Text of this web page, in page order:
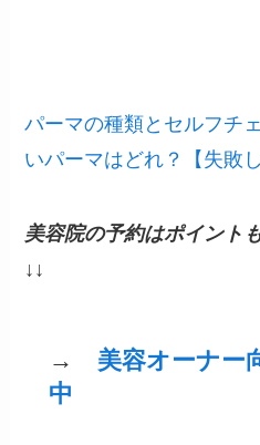
パーマの種類とセルフチ
いパーマはどれ？【失敗し
美容院の予約はポイント
↓↓
→ 美容オーナー
中